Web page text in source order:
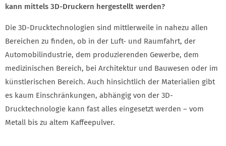
kann mittels 3D-Druckern hergestellt werden?
Die 3D-Drucktechnologien sind mittlerweile in nahezu allen
Bereichen zu finden, ob in der Luft- und Raumfahrt, der
Automobilindustrie, dem produzierenden Gewerbe, dem
medizinischen Bereich, bei Architektur und Bauwesen oder im
künstlerischen Bereich. Auch hinsichtlich der Materialien gibt
es kaum Einschränkungen, abhängig von der 3D-
Drucktechnologie kann fast alles eingesetzt werden – vom
Metall bis zu altem Kaffeepulver.